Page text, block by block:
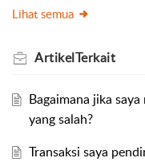
Lihat semua
ArtikelTerkait
Bagaimana jika
yang salah?
Transaksi saya